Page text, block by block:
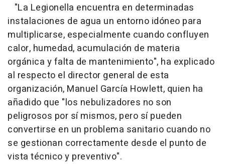
"La Legionella encuentra en determinadas
instalaciones de agua un entorno idóneo para
multiplicarse, especialmente cuando confluyen
calor, humedad, acumulación de materia
orgánica y falta de mantenimiento", ha explicado
al respecto el director general de esta
organización, Manuel García Howlett, quien ha
añadido que "los nebulizadores no son
peligrosos por sí mismos, pero sí pueden
convertirse en un problema sanitario cuando no
se gestionan correctamente desde el punto de
vista técnico y preventivo".